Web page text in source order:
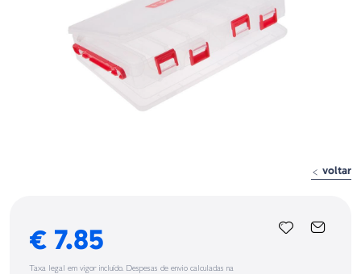
voltar
€ 7.85
Taxa legal em vigor incluído. Despesas de envio calculadas na